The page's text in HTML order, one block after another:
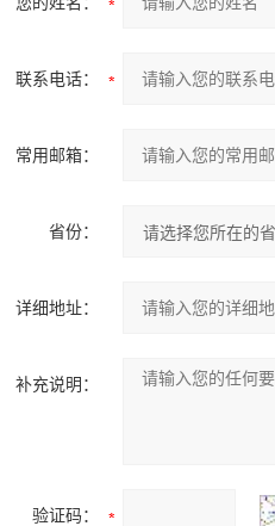
联系电话：
常用邮箱：
省份：
详细地址：
补充说明：
验证码：